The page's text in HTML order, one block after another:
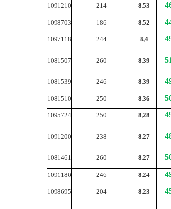
1091210 214 8,53
1098703 186 8,52
1097118 244 8,4
1081507 260 8,39
1081539 246 8,39
1081510 250 8,36
1095724 250 8,28
1091200 238 8,27
1081461 260 8,27
1091186 246 8,24
1098695 204 8,23